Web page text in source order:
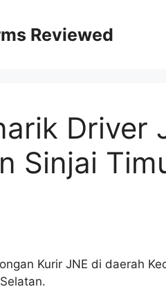
Reviewed
Driver
Sinjai
Kurir JNE di daerah